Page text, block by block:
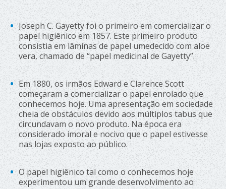
Joseph C. Gayetty foi o primeiro em comercializar o
papel higiênico em 1857. Este primeiro produto
consistia em lâminas de papel umedecido com aloe
vera, chamado de “papel medicinal de Gayetty”.
Em 1880, os irmãos Edward e Clarence Scott
começaram a comercializar o papel enrolado que
conhecemos hoje. Uma apresentação em sociedade
cheia de obstáculos devido aos múltiplos tabus que
circundavam o novo produto. Na época era
considerado imoral e nocivo que o papel estivesse
nas lojas exposto ao público.
O papel higiênico tal como o conhecemos hoje
experimentou um grande desenvolvimento ao